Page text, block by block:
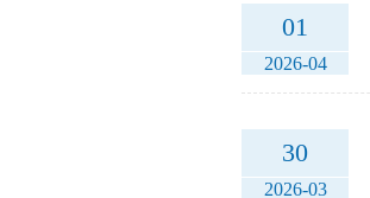
01
2026-04
30
2026-03